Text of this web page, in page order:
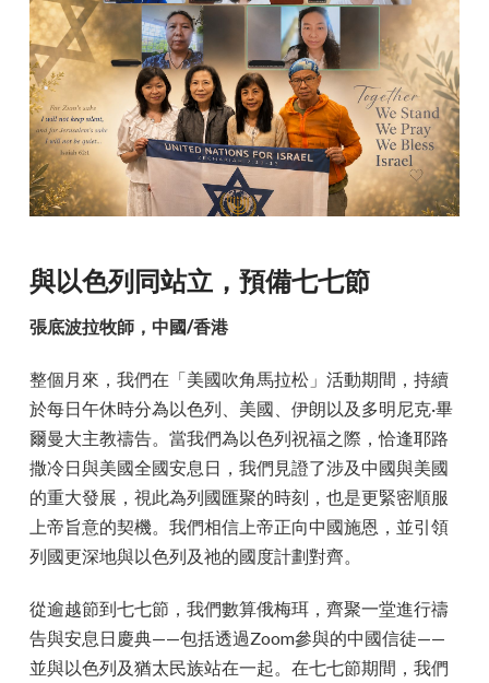
與以色列同站立，預備七七節
張底波拉牧師，中國/香港
整個月來，我們在「美國吹角馬拉松」活動期間，持續
於每日午休時分為以色列、美國、伊朗以及多明尼克·畢
爾曼大主教禱告。當我們為以色列祝福之際，恰逢耶路
撒冷日與美國全國安息日，我們見證了涉及中國與美國
的重大發展，視此為列國匯聚的時刻，也是更緊密順服
上帝旨意的契機。我們相信上帝正向中國施恩，並引領
列國更深地與以色列及祂的國度計劃對齊。
從逾越節到七七節，我們數算俄梅珥，齊聚一堂進行禱
告與安息日慶典——包括透過Zoom參與的中國信徒——
並與以色列及猶太民族站在一起。在七七節期間，我們